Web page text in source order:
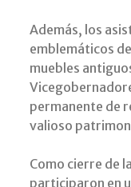
Además, los
emblemáticos
muebles
permanente de
valioso
Como cierre de
participaron en